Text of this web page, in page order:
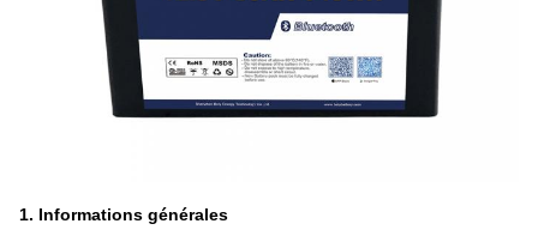
1. Informations générales